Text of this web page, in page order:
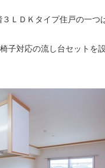
ＤＫタイプ住戸の一つ
し台セットを設置